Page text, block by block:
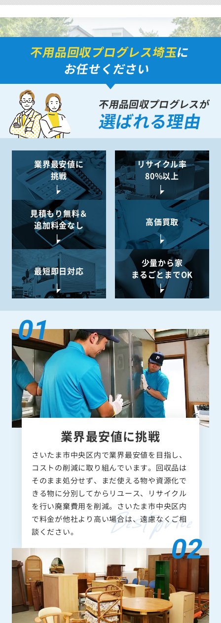
不用品回収プログレス埼玉に
お任せください
不用品回収プログレスが
選ばれる理由
業界最安値に
挑戦
リサイクル率
80%以上
見積もり無料＆
追加料金なし
高価買取
最短即日対応
少量から家
まるごとまでOK
業界最安値に挑戦
さいたま市中央区内で業界最安値を目指し、
コストの削減に取り組んでいます。回収品は
そのまま処分せず、まだ使える物や資源化で
きる物に分別してからリユース、リサイクル
を行い廃棄費用を削減。さいたま市中央区内
で料金が他社より高い場合は、遠慮なくご相
談ください。